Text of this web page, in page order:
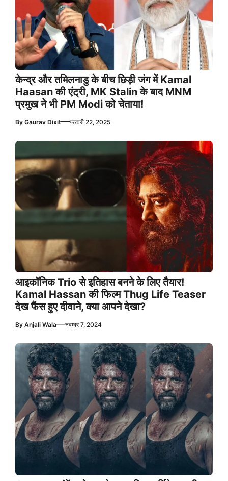
केन्द्र और तमिलनाडु के बीच छिड़ी जंग में Kamal
Haasan की एंट्री, MK Stalin के बाद MNM
प्रमुख ने भी PM Modi को चेताया!
By Gaurav Dixit—फ़रवरी 22, 2025
आइकॉनिक Trio से इतिहास बनने के लिए तैयार!
Kamal Hassan की फिल्म Thug Life Teaser
देख फैंस हुए दीवाने, क्या आपने देखा?
By Anjali Wala—नवम्बर 7, 2024